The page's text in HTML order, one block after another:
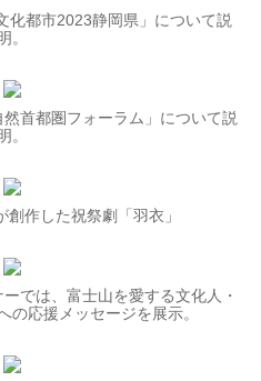
化都市2023静岡県」について説
。
首都圏フォーラム」について説
。
作した祝祭劇「羽衣」
では、富士山を愛する文化人・
の応援メッセージを展示。